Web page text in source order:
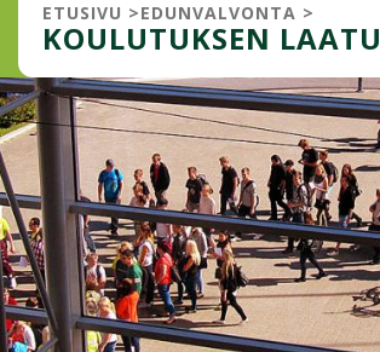
ETUSIVU >EDUNVALVONTA >
KOULUTUKSEN LAATU